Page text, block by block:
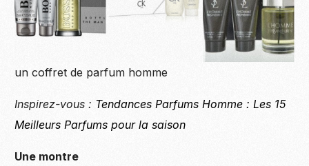
un coffret de parfum homme
Inspirez-vous : Tendances Parfums Homme : Les 15
Meilleurs Parfums pour la saison
Une montre